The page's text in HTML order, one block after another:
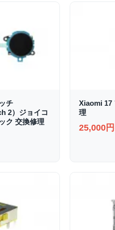
チ
2）ジョイコ
ク 交換修理
Xiaomi 17
理
25,000